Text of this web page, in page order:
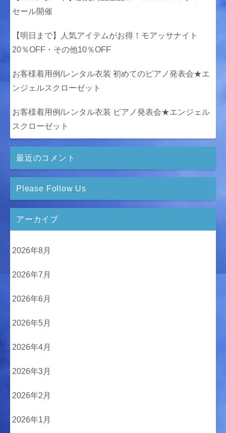
セール開催
【明日まで】人気アイテムがお得！モアッサナイト
20％OFF・その他10％OFF
お客様着用例/レンタル衣装 初めてのピアノ発表会★エ
ンジェルスクローゼット
お客様着用例/レンタル衣装 ピアノ発表会★エンジェル
スクローゼット
最近のコメント
Please Follow Us
アーカイブ
2026年8月
2026年7月
2026年6月
2026年5月
2026年4月
2026年3月
2026年2月
2026年1月